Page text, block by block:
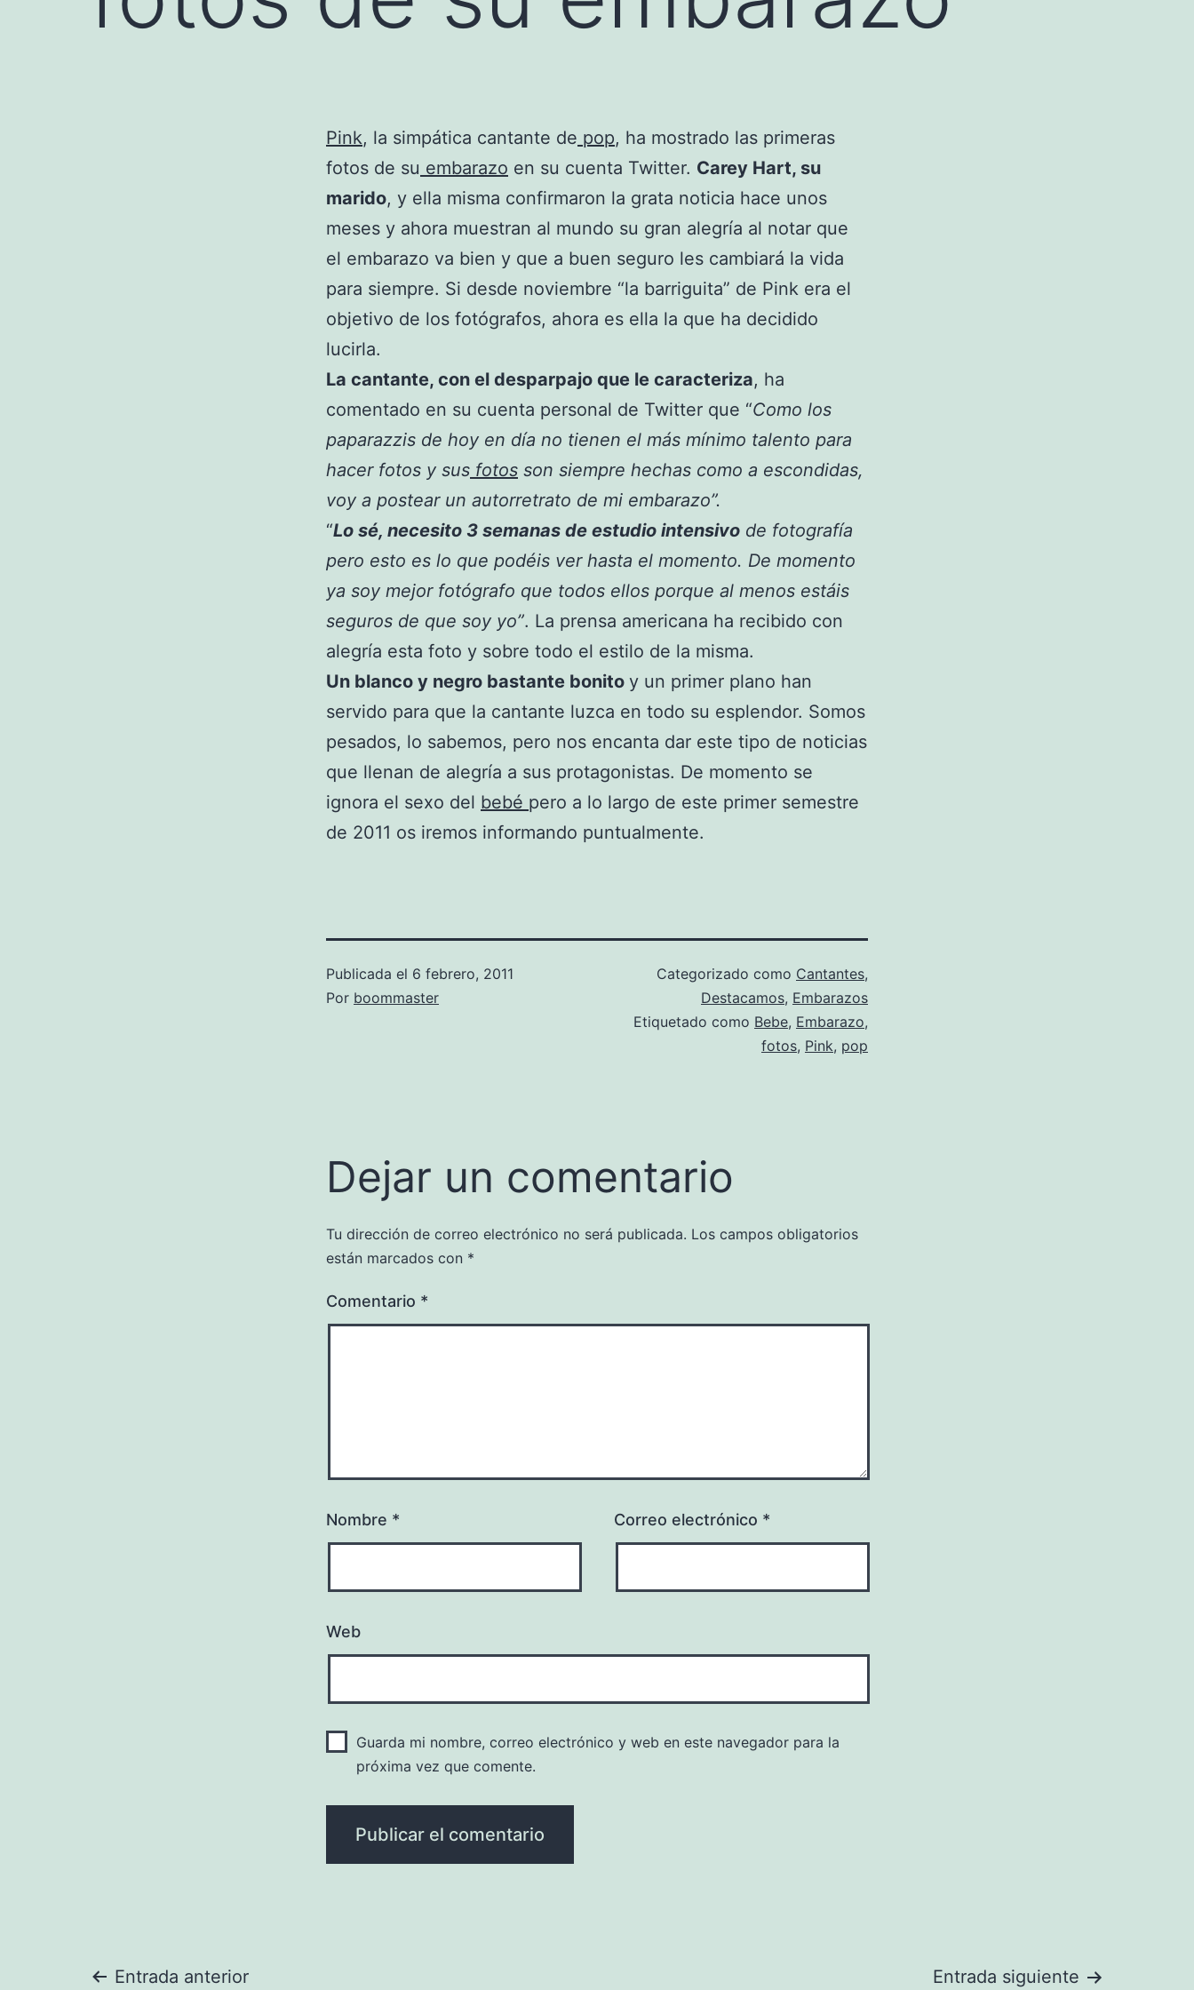
Pink, la simpática cantante de pop, ha mostrado las primeras
fotos de su embarazo en su cuenta Twitter. Carey Hart, su
marido, y ella misma confirmaron la grata noticia hace unos
meses y ahora muestran al mundo su gran alegría al notar que
el embarazo va bien y que a buen seguro les cambiará la vida
para siempre. Si desde noviembre “la barriguita” de Pink era el
objetivo de los fotógrafos, ahora es ella la que ha decidido
lucirla.
La cantante, con el desparpajo que le caracteriza, ha
comentado en su cuenta personal de Twitter que “Como los
paparazzis de hoy en día no tienen el más mínimo talento para
hacer fotos y sus fotos son siempre hechas como a escondidas,
voy a postear un autorretrato de mi embarazo”.
“Lo sé, necesito 3 semanas de estudio intensivo de fotografía
pero esto es lo que podéis ver hasta el momento. De momento
ya soy mejor fotógrafo que todos ellos porque al menos estáis
seguros de que soy yo”. La prensa americana ha recibido con
alegría esta foto y sobre todo el estilo de la misma.
Un blanco y negro bastante bonito y un primer plano han
servido para que la cantante luzca en todo su esplendor. Somos
pesados, lo sabemos, pero nos encanta dar este tipo de noticias
que llenan de alegría a sus protagonistas. De momento se
ignora el sexo del bebé pero a lo largo de este primer semestre
de 2011 os iremos informando puntualmente.
Publicada el 6 febrero, 2011
Por boommaster
Categorizado como Cantantes,
Destacamos, Embarazos
Etiquetado como Bebe, Embarazo,
fotos, Pink, pop
Dejar un comentario
Tu dirección de correo electrónico no será publicada. Los campos obligatorios
están marcados con *
Comentario *
Nombre * Correo electrónico *
Web
Guarda mi nombre, correo electrónico y web en este navegador para la
próxima vez que comente.
Entrada anterior Entrada siguiente